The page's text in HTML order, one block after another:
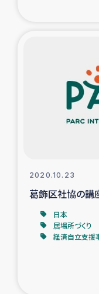
ガザ地区
ガザ地区酪
女性の生計
2020.10.23
葛飾区社協の講
日本
居場所づくり
経済自立支援